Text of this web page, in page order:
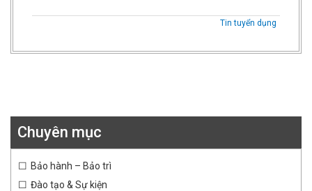
Tin tuyển dụng
Chuyên mục
Bảo hành – Bảo trì
Đào tạo & Sự kiện